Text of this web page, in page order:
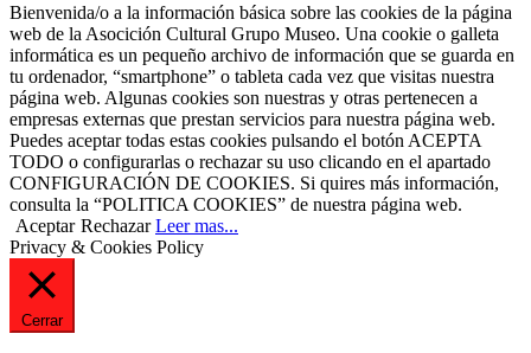
Bienvenida/o a la información básica sobre las cookies de la página
web de la Asocición Cultural Grupo Museo. Una cookie o galleta
informática es un pequeño archivo de información que se guarda en
tu ordenador, “smartphone” o tableta cada vez que visitas nuestra
página web. Algunas cookies son nuestras y otras pertenecen a
empresas externas que prestan servicios para nuestra página web.
Puedes aceptar todas estas cookies pulsando el botón ACEPTA
TODO o configurarlas o rechazar su uso clicando en el apartado
CONFIGURACIÓN DE COOKIES. Si quires más información,
consulta la “POLITICA COOKIES” de nuestra página web.
Aceptar Rechazar Leer mas...
Privacy & Cookies Policy
Cerrar